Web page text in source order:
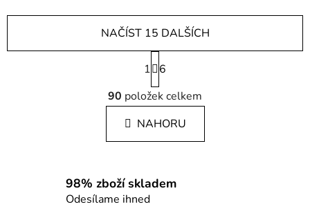
O
v
l
á
d
c
í
NAČÍST 15 DALŠÍCH
S
t
r
á
n
k
n
í
1
6
90 položek celkem
NAHORU
98% zboží skladem
Odesílame ihned